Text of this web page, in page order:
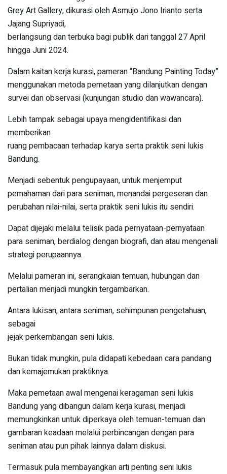
Grey Art Gallery, dikurasi oleh Asmujo Jono Irianto serta
Jajang Supriyadi,
berlangsung dan terbuka bagi publik dari tanggal 27 April
hingga Juni 2024.
Dalam kaitan kerja kurasi, pameran “Bandung Painting Today”
menggunakan metoda pemetaan yang dilanjutkan dengan
survei dan observasi (kunjungan studio dan wawancara).
Lebih tampak sebagai upaya mengidentifikasi dan
memberikan
ruang pembacaan terhadap karya serta praktik seni lukis
Bandung.
Menjadi sebentuk pengupayaan, untuk menjemput
pemahaman dari para seniman, menandai pergeseran dan
perubahan nilai-nilai, serta praktik seni lukis itu sendiri.
Dapat dijejaki melalui telisik pada pernyataan-pernyataan
para seniman, berdialog dengan biografi, dan atau mengenali
strategi perupaannya.
Melalui pameran ini, serangkaian temuan, hubungan dan
pertalian menjadi mungkin tergambarkan.
Antara lukisan, antara seniman, sehimpunan pengetahuan,
sebagai
jejak perkembangan seni lukis.
Bukan tidak mungkin, pula didapati kebedaan cara pandang
dan kemajemukan praktiknya.
Maka pemetaan awal mengenai keragaman seni lukis
Bandung yang dibangun dalam kerja kurasi, menjadi
memungkinkan untuk diperkaya oleh temuan-temuan dan
gambaran keadaan melalui perbincangan dengan para
seniman atau pun pihak lainnya dalam diskusi.
Termasuk pula membayangkan arti penting seni lukis